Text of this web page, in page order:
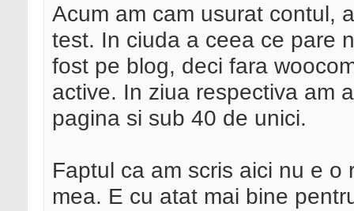
Acum am cam usurat contul,
test. In ciuda a ceea ce pare
fost pe blog, deci fara
active. In ziua respectiva am
pagina si sub 40 de unici.
Faptul ca am scris aici nu e
mea. E cu atat mai bine